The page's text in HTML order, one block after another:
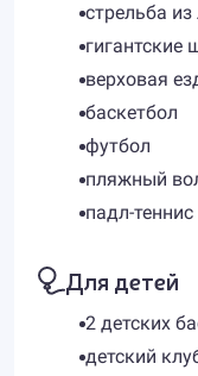
стрельба
гигантские
верховая
баскетбол
футбол
пляжный
падл-теннис
Для детей
2 детских
детский